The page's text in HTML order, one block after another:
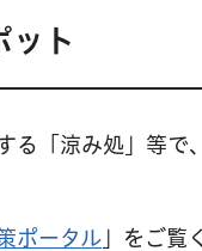
ット
る「涼み処」等
ポータル 」をご覧